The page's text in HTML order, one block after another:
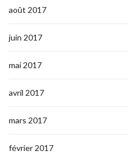
août 2017
juin 2017
mai 2017
avril 2017
mars 2017
février 2017